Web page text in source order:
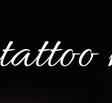
des cookies